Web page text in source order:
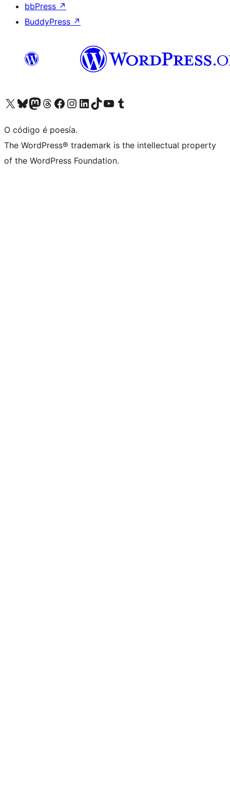
bbPress ↗
BuddyPress ↗
Visita la cuenta de X (anteriormente Twitter)
Visita a nosa conta de Bluesky
Visita a nosa conta de Mastodon
Visita a nosa conta de Threads
Visita a nosa páxina de Facebook
Visita a nosa conta de Instagram
Visita a nosa conta de LinkedIn
Visita a nosa conta de TikTok
Visita a nosa canle de YouTube
Visita a nosa conta de Tumblr
O código é poesía.
The WordPress® trademark is the intellectual property
of the WordPress Foundation.